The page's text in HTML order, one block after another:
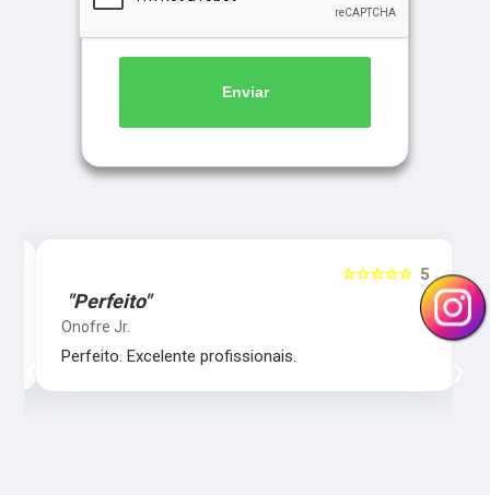
Enviar
5
☆☆☆☆☆
"Perfeito"
Onofre Jr.
Perfeito. Excelente profissionais.
‹